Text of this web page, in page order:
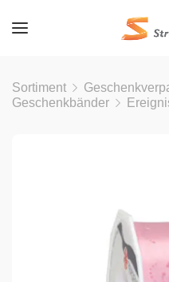
Sortiment
Geschenkbänder